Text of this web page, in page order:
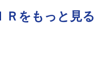
Ｒをもっと見る